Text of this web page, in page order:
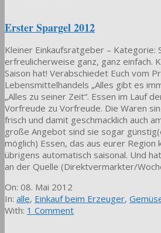
Erster Spargel 2012
Kleiner Einkaufsratgeber – Kategorie:
erfreulicherweise ganz, ganz einfach.
Saison hat! Verabschiedet Euch vom
Lebensmittelhandels „Alles gibt es
„Alles zu seiner Zeit“. Essen im Lauf
Vorfreude zu Vorfreude. Die Waren
frisch und damit geschmacklich auch
große Angebot sind sie sogar
möglich) Essen, das aus eurer Region
übrigens automatisch saisonal. Und
an der Quelle (Direktvermarkter/
2012-
05-
08
On: 08. Mai 2012
In: alle, Einkauf beim Erzeuger,
With: 1 Comment